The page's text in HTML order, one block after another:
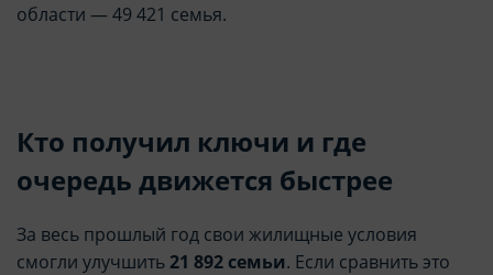
области — 49 421 семья.
Кто получил ключи и где
очередь движется быстрее
За весь прошлый год свои жилищные условия
смогли улучшить21 892 семьи. Если сравнить это